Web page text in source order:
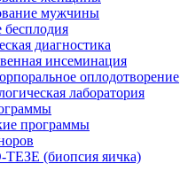
мужчины
бесплодия
диагностика
инсеминация
оплодотворение
лаборатория
программы
(биопсия яичка)